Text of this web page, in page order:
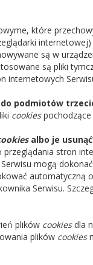
które
internetowej)
są w
są pliki
internetowych
podmiotów
cookiespochodzące
albo je
stron
mogą
automatyczną
Serwisu.
plików cookiesdla
plików cookies